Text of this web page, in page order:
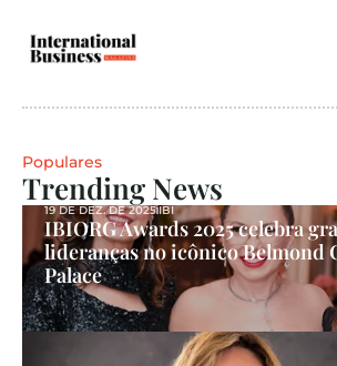
Populares
Trending News
19 DE DEZ. DE 2025IBI
IBIORG Awards 2025 celebra
lideranças no icônico Belmond
Palace